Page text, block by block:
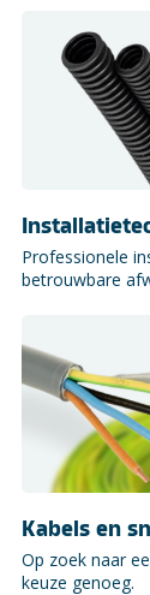
Professionele
betrouwbare
Kabels en
Op zoek naar
keuze genoeg.